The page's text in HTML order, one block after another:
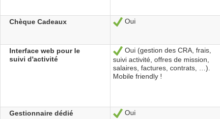
Chèque Cadeaux Sí
Oui
Interface web pour le
suivi d'activité
Sí
Oui (gestion des CRA, frais,
suivi activité, offres de mission,
salaires, factures, contrats, …).
Mobile friendly !
Gestionnaire dédié Sí
Oui